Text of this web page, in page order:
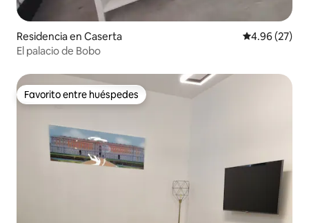
Residencia en Caserta Calificación
4.96 (27)
El palacio de Bobo
Favorito entre huéspedes
Favorito entre huéspedes